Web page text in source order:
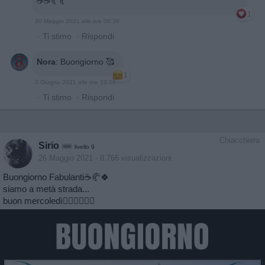
1
30 Maggio 2021 alle ore 06:39
· Ti stimo · Rispondi
Nora: Buongiorno 🥰
1
3 Giugno 2021 alle ore 19:06
· Ti stimo · Rispondi
Chiacchiera
Sirio livello 9
26 Maggio 2021 - 8.766 visualizzazioni
Buongiorno Fabulanti☕🥐🍀
siamo a metà strada...
buon mercoledì🙋‍♂️🙋‍♂️🙋‍♂️